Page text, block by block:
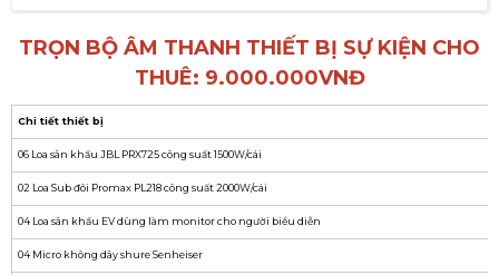
TRỌN BỘ ÂM THANH THIẾT BỊ SỰ KIỆN CHO
THUÊ: 9.000.000VNĐ
Chi tiết thiết bị
06 Loa sân khấu JBL PRX725 công suất 1500W/cái
02 Loa Sub đôi Promax PL218 công suất 2000W/cái
04 Loa sân khấu EV dùng làm monitor cho người biểu diễn
04 Micro không dây shure Senheiser